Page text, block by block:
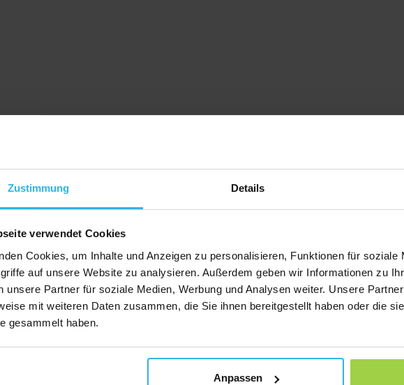
Zustimmung Details
verwendet Cookies
Cookies, um Inhalte und Anzeigen zu personalisieren, Funktionen für soziale
auf unsere Website zu analysieren. Außerdem geben wir Informationen zu
unsere Partner für soziale Medien, Werbung und Analysen weiter. Unsere
mit weiteren Daten zusammen, die Sie ihnen bereitgestellt haben oder die
gesammelt haben.
Anpassen